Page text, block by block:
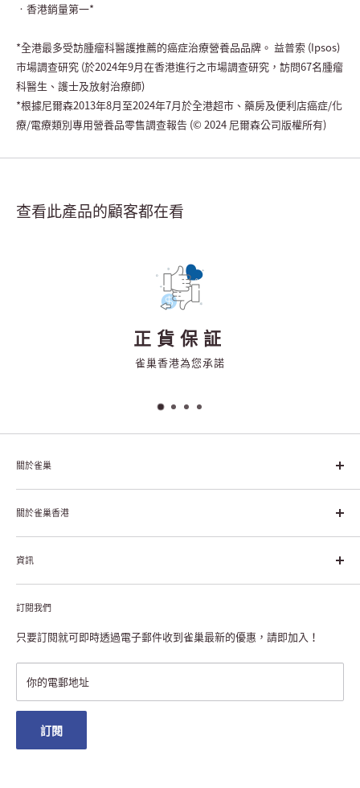
•香港銷量第一*
*全港最多受訪腫瘤科醫護推薦的癌症治療營養品品牌。 益普索 (Ipsos)
市場調查研究 (於2024年9月在香港進行之市場調查研究，訪問67名腫瘤
科醫生、護士及放射治療師)
*根據尼爾森2013年8月至2024年7月於全港超市、藥房及便利店癌症/化
療/電療類別專用營養品零售調查報告 (© 2024 尼爾森公司版權所有)
查看此產品的顧客都在看
正貨保証
雀巢香港為您承諾
關於雀巢
雀巢集團起源於1866年的瑞士，目前是全球領先的「營養、健康、
幸福生活」企業。雀巢的目標是「我們充分發掘食品的力量，提升
關於雀巢香港
關於雀巢香港
雀巢香港創造共享價值
聯絡我們
私隱聲明
註冊NESCAFÉ® Dolce Gusto®咖啡機
資訊
付款及送貨
退貨或更換
常見問題
雀巢會員獎賞
澳門地區送貨
訂閱我們
只要訂閱就可即時透過電子郵件收到雀巢最新的優惠，請即加入！
你的電郵地址
訂閱